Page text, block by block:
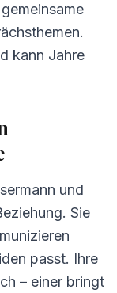
kann Jahre
und
Sie
passt. Ihre
– einer bringt